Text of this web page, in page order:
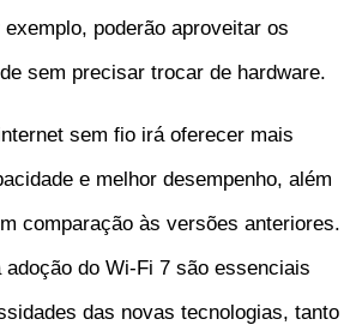
poderão aproveitar os
sem precisar trocar de hardware.
sem fio irá oferecer mais
e melhor desempenho, além
comparação às versões anteriores.
do Wi-Fi 7 são essenciais
das novas tecnologias, tanto